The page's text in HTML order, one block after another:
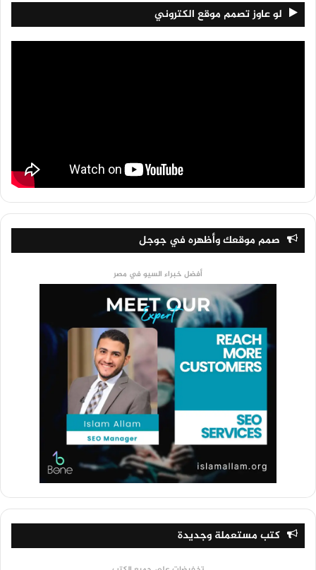
لو عاوز تصمم موقع الكتروني
صمم موقعك وأظهره في جوجل
أفضل خبراء السيو في مصر
كتب مستعملة وجديدة